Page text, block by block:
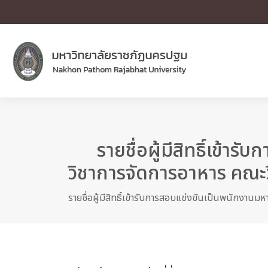
รายชื่อผู้มีสิทธิ์เข้ารับ
วิชาการจัดการอาหาร คณ
รายชื่อผู้มีสิทธิ์เข้ารับการสอบแข่งขันเป็นพนักงานมหา